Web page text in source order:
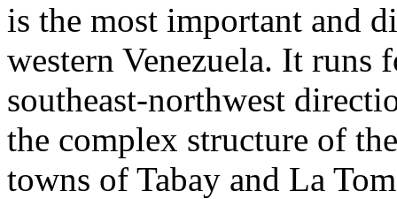
is the most important and
western Venezuela. It runs
southeast-northwest
the complex structure of
towns of Tabay and La